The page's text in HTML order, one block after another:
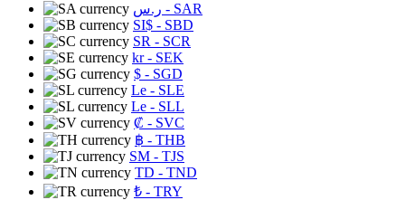
ر.س - SAR
SI$ - SBD
SR - SCR
kr- SEK
$ - SGD
Le - SLE
Le - SLL
₡ - SVC
฿ - THB
ЅМ - TJS
TD - TND
₺ - TRY